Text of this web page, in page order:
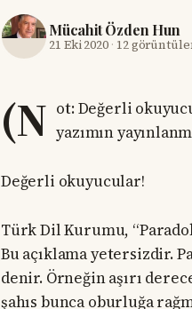
Mücahit Özden Hun
21 Eki 2020 · 12
(N ot: Değerli
yazımın
Değerli okuyucular!
Türk Dil Kurumu,
Bu açıklama yetersizdir.
denir. Örneğin aşırı
şahıs bunca oburluğa